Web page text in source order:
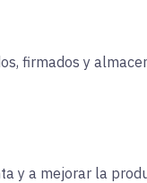
firmados y
y a mejorar la